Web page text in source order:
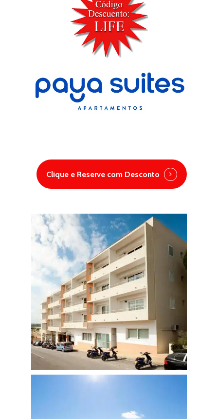
Clique e Reserve com Desconto